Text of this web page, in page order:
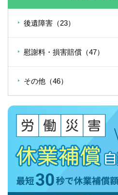
後遺障害（23）
慰謝料・損害賠償（47）
その他（46）